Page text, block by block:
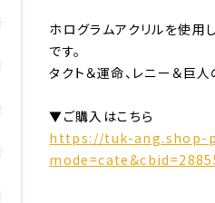
ホログラムアクリルを使用
です。
タクト＆運命、レニー＆巨人
▼ご購入はこちら
https://tuk-ang.shop-